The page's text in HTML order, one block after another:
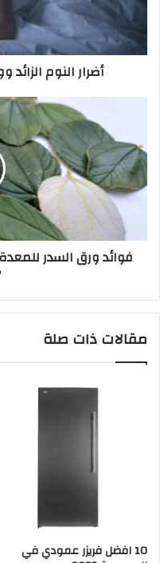
أضرار النوم
فوائد ورق السدر
مقالات ذات صلة
10 افضل فريزر عمودي​ في